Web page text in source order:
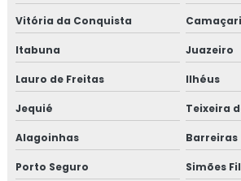
Vitória da Conquista Camaçari
Itabuna Juazeiro
Lauro de Freitas Ilhéus
Jequié Teixeira
Alagoinhas Barreiras
Porto Seguro Simões